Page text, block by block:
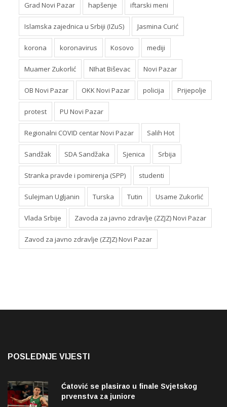
Grad Novi Pazar hapšenje iftarski meni
Islamska zajednica u Srbiji (IZuS) Jasmina Curić
korona koronavirus Kosovo mediji
Muamer Zukorlić NIhat Biševac Novi Pazar
OB Novi Pazar OKK Novi Pazar policija Prijepolje
protest PU Novi Pazar
Regionalni COVID centar Novi Pazar Salih Hot
Sandžak SDA Sandžaka Sjenica Srbija
Stranka pravde i pomirenja (SPP) studenti
Sulejman Ugljanin Turska Tutin Usame Zukorlić
Vlada Srbije Zavoda za javno zdravlje (ZZJZ) Novi Pazar
Zavod za javno zdravlje (ZZJZ) Novi Pazar
POSLEDNJE VIJESTI
Ćatović se plasirao u finale Svjetskog
prvenstva za juniore